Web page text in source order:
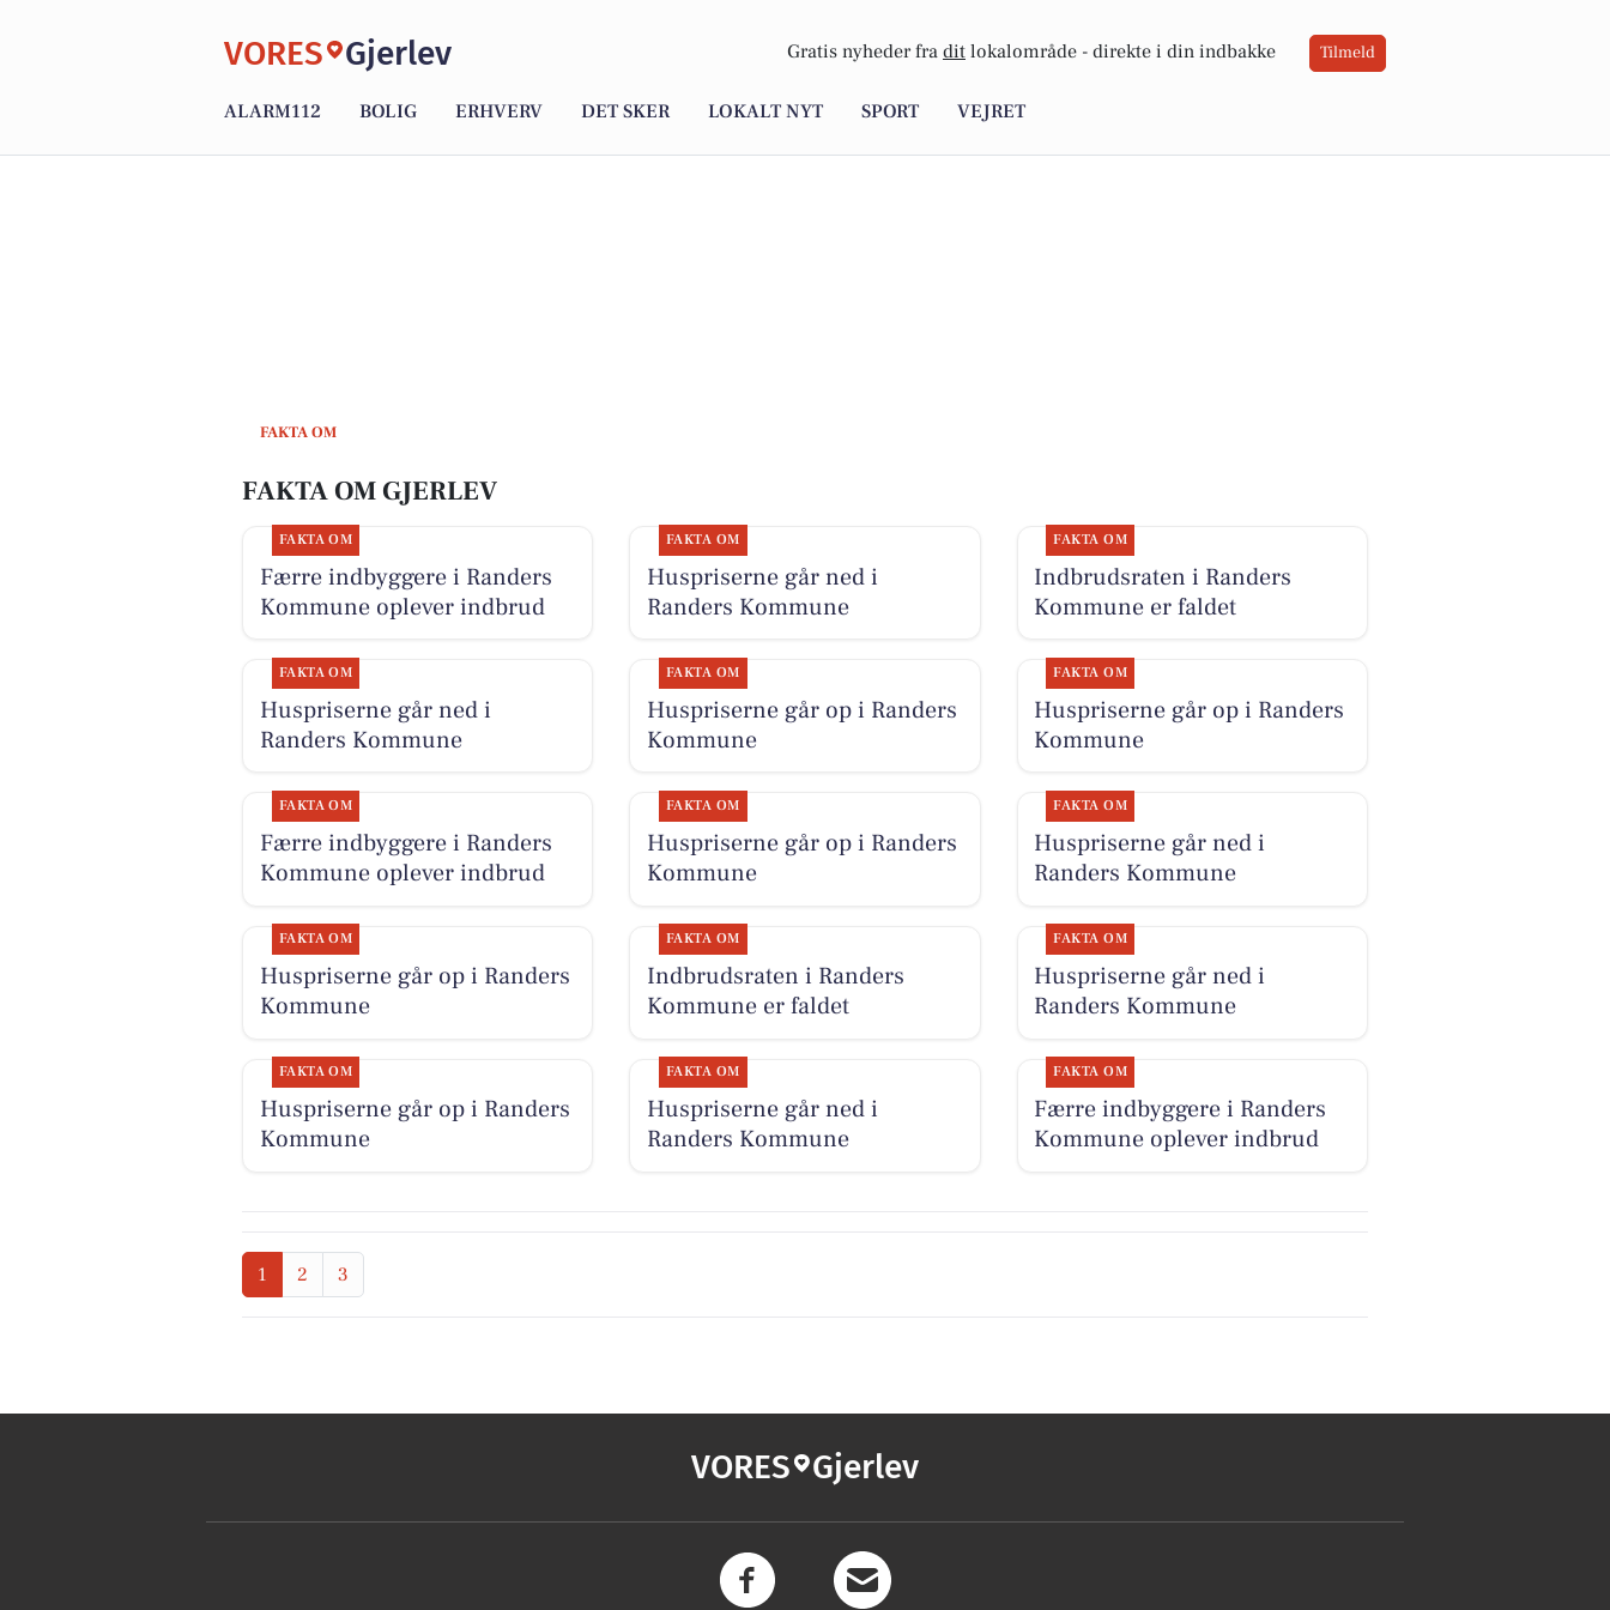
VORES Gjerlev Gratis nyheder fra dit lokalområde - direkte i din indbakke Tilmeld
ALARM112 BOLIG ERHVERV DET SKER LOKALT NYT SPORT VEJRET
FAKTA OM
FAKTA OM GJERLEV
FAKTA OM
Færre indbyggere i Randers
Kommune oplever indbrud
FAKTA OM
Huspriserne går ned i
Randers Kommune
FAKTA OM
Indbrudsraten i Randers
Kommune er faldet
FAKTA OM
Huspriserne går ned i
Randers Kommune
FAKTA OM
Huspriserne går op i Randers
Kommune
FAKTA OM
Huspriserne går op i Randers
Kommune
FAKTA OM
Færre indbyggere i Randers
Kommune oplever indbrud
FAKTA OM
Huspriserne går op i Randers
Kommune
FAKTA OM
Huspriserne går ned i
Randers Kommune
FAKTA OM
Huspriserne går op i Randers
Kommune
FAKTA OM
Indbrudsraten i Randers
Kommune er faldet
FAKTA OM
Huspriserne går ned i
Randers Kommune
FAKTA OM
Huspriserne går op i Randers
Kommune
FAKTA OM
Huspriserne går ned i
Randers Kommune
FAKTA OM
Færre indbyggere i Randers
Kommune oplever indbrud
1 2 3
VORES Gjerlev